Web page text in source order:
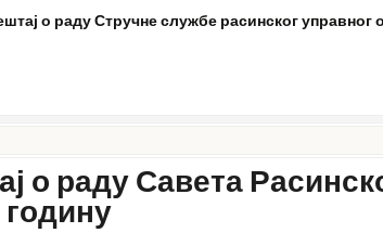
о раду Стручне службе расинског управног
о раду Савета
годину